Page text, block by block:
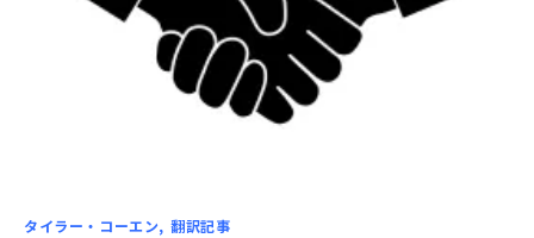
タイラー・コーエン 翻訳記事